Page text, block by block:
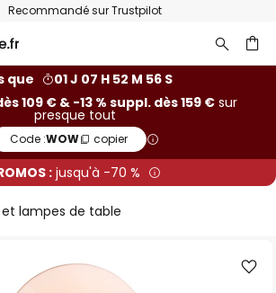
Recommandé sur Trustpilot
que
01 J 07 H 52 M 56 S
109 € & -13 % suppl. dès 159 €sur
presque tout
Code :WOW copier
: jusqu'à -70 %
lampes de table